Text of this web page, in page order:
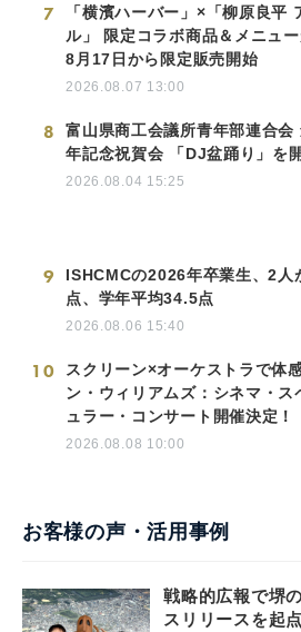
7
「横濱ハーバー」×「柳原良平
ル」 限定コラボ商品＆メニュ
8月17日から限定販売開始
2026.08.07 13:00
8
富山県商工会議所青年部連合会
年記念祝賀会 「DJ盆踊り」を
2026.08.04 15:25
9
ISHCMCの2026年卒業生、2人
点、学年平均34.5点
2026.08.06 15:40
10
スクリーン×オーケストラで体
ン・ウィリアムズ：シネマ・ス
ュラー・コンサート開催決定！
2026.08.08 10:00
お客様の声・活用事例
戦略的広報で堺
スリリースを起